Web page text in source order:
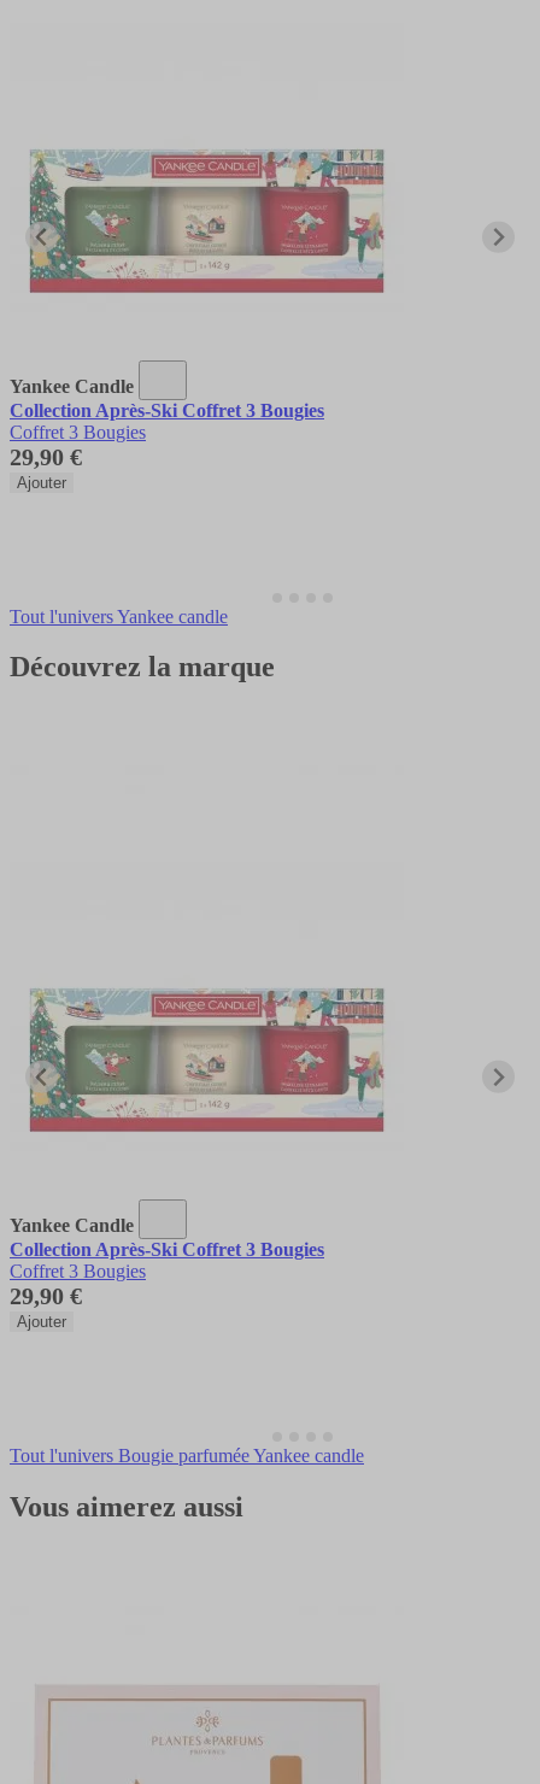
Yankee Candle
Collection Après-Ski Coffret 3 Bougies
Coffret 3 Bougies
29,90 €
Ajouter
Tout l'univers Yankee candle
Découvrez la marque
Yankee Candle
Collection Après-Ski Coffret 3 Bougies
Coffret 3 Bougies
29,90 €
Ajouter
Tout l'univers Bougie parfumée Yankee candle
Vous aimerez aussi